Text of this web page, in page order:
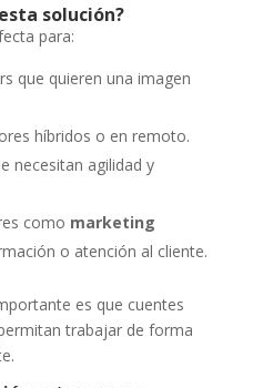
solución?
para:
que quieren una imagen
híbridos o en remoto.
necesitan agilidad y
como marketing
o atención al cliente.
es que cuentes
trabajar de forma